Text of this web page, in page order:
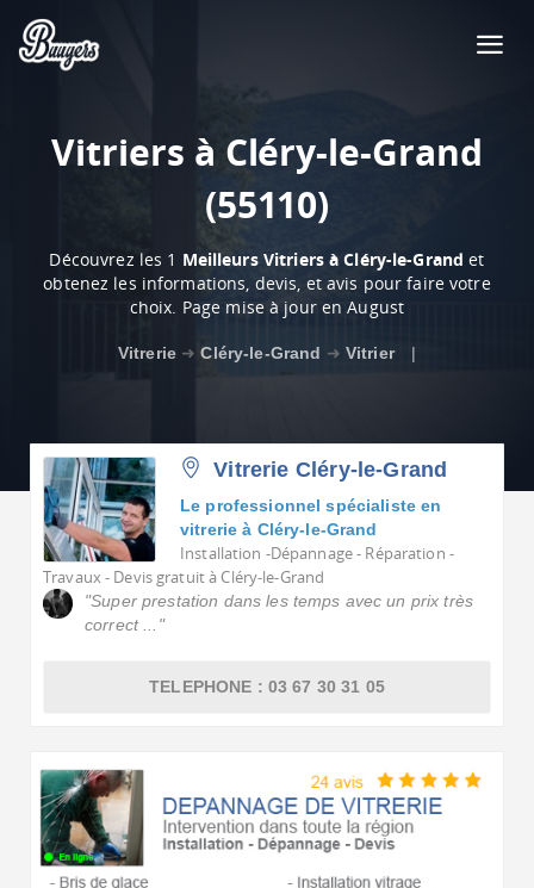
Vitriers à Cléry-le-Grand
(55110)
Découvrez les 1 Meilleurs Vitriers à Cléry-le-Grand et
obtenez les informations, devis, et avis pour faire votre
choix. Page mise à jour en August
Vitrerie ➜Cléry-le-Grand ➜ Vitrier |
Vitrerie Cléry-le-Grand
Le professionnel spécialiste en
vitrerie à Cléry-le-Grand
Installation -Dépannage - Réparation -
Travaux - Devis gratuit à Cléry-le-Grand
"Super prestation dans les temps avec un prix très
correct ..."
TELEPHONE : 03 67 30 31 05